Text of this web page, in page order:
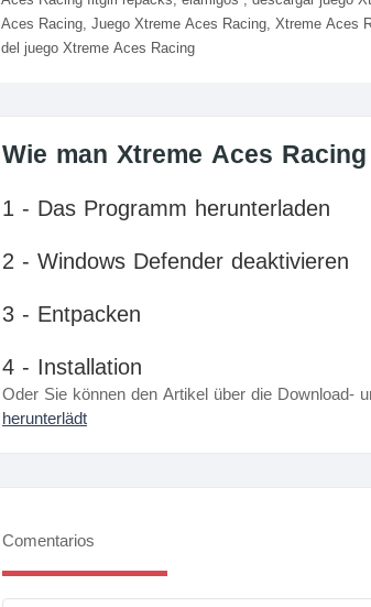
Aces Racing, Juego Xtreme Aces Racing, Xtreme
del juego Xtreme Aces Racing
Wie man Xtreme Aces
1 - Das Programm herunterladen
2 - Windows Defender deaktivieren
3 - Entpacken
4 - Installation
Oder Sie können den Artikel über die Download-
herunterlädt
Comentarios